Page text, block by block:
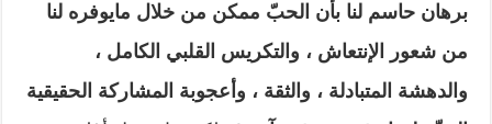
برهان حاسم لنا بأن الحبّ ممكن من خلال مايوفره لنا
من شعور الإنتعاش ، والتكريس القلبي الكامل ،
والدهشة المتبادلة ، والثقة ، وأعجوبة المشاركة الحقيقية